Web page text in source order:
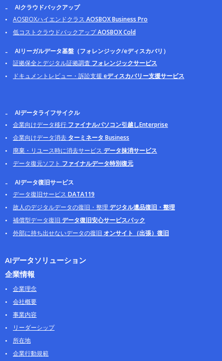
AIクラウドバックアップ
AOSBOXハイエンドクラス AOSBOX Business Pro
低コストクラウドバックアップAOSBOX Cold
AIリーガルデータ基盤（フォレンジック/eディスカバリ）
証拠保全とデジタル証拠調査 フォレンジックサービス
ドキュメントレビュー・訴訟支援 eディスカバリー支援サービス
AIデータライフサイクル
企業向けデータ移行 ファイナルパソコン引越しEnterprise
企業向けデータ消去 ターミネータ Business
廃棄・リユース時に消去サービス データ抹消サービス
データ復元ソフト ファイナルデータ特別復元
AIデータ復旧サービス
データ復旧サービス DATA119
故人のデジタルデータの復旧・整理 デジタル遺品復旧・整理
補償型データ復旧 データ復旧安心サービスパック
外部に持ち出せないデータの復旧 オンサイト（出張）復旧
AIデータソリューション
企業情報
企業理念
会社概要
事業内容
リーダーシップ
所在地
企業行動規範